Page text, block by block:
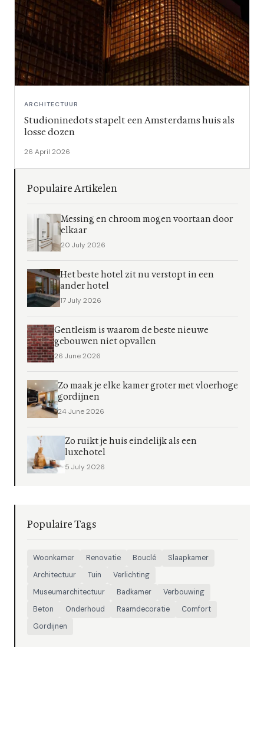
ARCHITECTUUR
Studioninedots stapelt een Amsterdams huis als
losse dozen
26 April 2026
Populaire Artikelen
Messing en chroom mogen voortaan door
elkaar
20 July 2026
Het beste hotel zit nu verstopt in een
ander hotel
17 July 2026
Gentleism is waarom de beste nieuwe
gebouwen niet opvallen
26 June 2026
Zo maak je elke kamer groter met vloerhoge
gordijnen
24 June 2026
Zo ruikt je huis eindelijk als een
luxehotel
5 July 2026
Populaire Tags
Woonkamer Renovatie Bouclé
Slaapkamer
Architectuur
Tuin
Verlichting
Museumarchitectuur
Badkamer
Verbouwing
Beton
Onderhoud Raamdecoratie
Comfort
Gordijnen